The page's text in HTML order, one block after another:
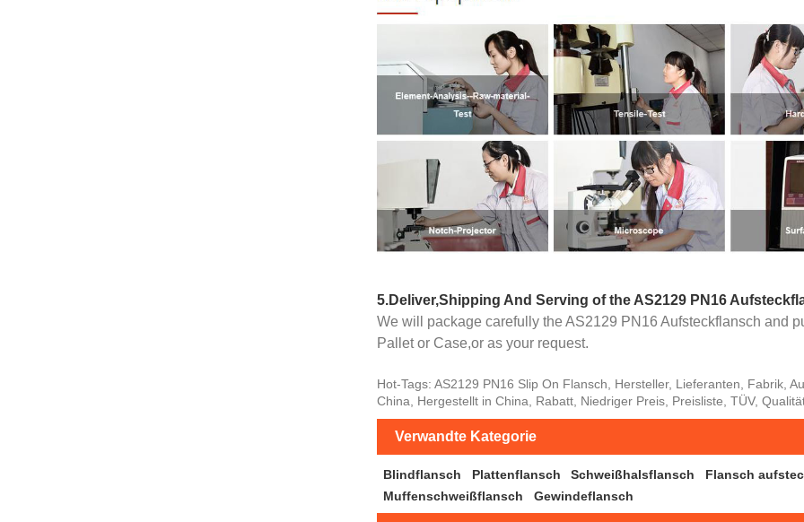
5.Deliver,Shipping And Serving of the AS2129 PN16
We will package carefully the AS2129 PN16 Aufsteckflansch and
Pallet or Case,or as your request.
Hot-Tags: AS2129 PN16 Slip On Flansch, Hersteller, Lieferanten, Fabrik,
China, Hergestellt in China, Rabatt, Niedriger Preis, Preisliste, TÜV,
Verwandte Kategorie
Blindflansch Plattenflansch Schweißhalsflansch Flansch
Muffenschweißflansch
Gewindeflansch